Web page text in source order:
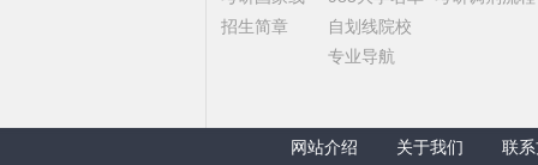
招生简章
自划线院校
专业导航
网站介绍 关于我们 联